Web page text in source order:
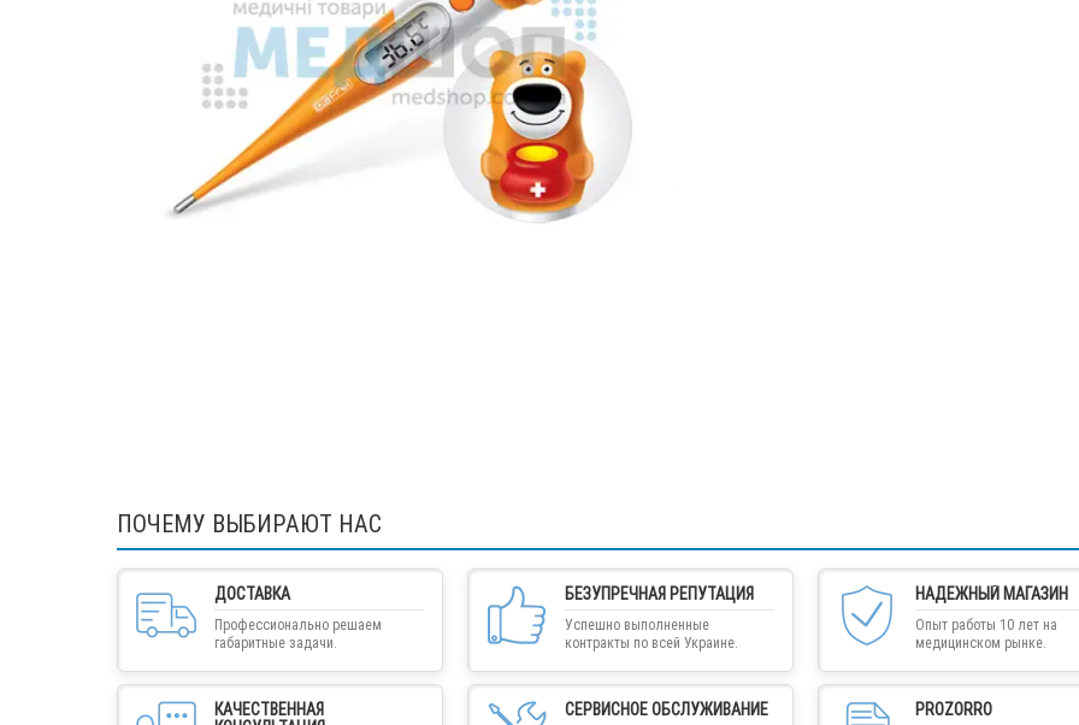
ПОЧЕМУ ВЫБИРАЮТ НАС
ДОСТАВКА
Профессионально решаем
габаритные задачи.
БЕЗУПРЕЧНАЯ РЕПУТАЦИЯ
Успешно выполненные
контракты по всей Украине.
НАДЕЖНЫЙ МАГАЗИН
Опыт работы 10 лет на
медицинском рынке.
КАЧЕСТВЕННАЯ
СЕРВИСНОЕ ОБСЛУЖИВАНИЕ PROZORRO